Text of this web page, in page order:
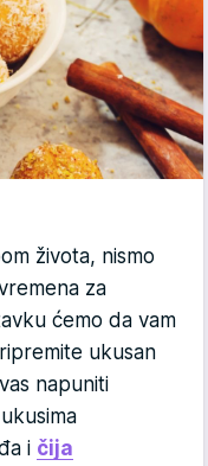
života, nismo
za
ćemo da vam
ukusan
napuniti
i čija